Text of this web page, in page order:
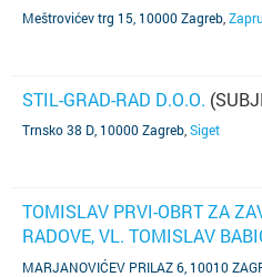
Meštrovićev trg 15, 10000 Zagreb
STIL-GRAD-RAD D.O.O.
Trnsko 38 D, 10000 Zagreb Siget
TOMISLAV PRVI-OBRT ZA
RADOVE, VL. TOMISLAV
MARJANOVIĆEV PRILAZ 6
MARJANOVIĆEV PRILAZ 6, 10010